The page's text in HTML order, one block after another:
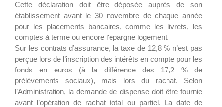
Cette déclaration doit être déposée auprès de son
établissement avant le 30 novembre de chaque année
pour les placements bancaires, comme les livrets, les
comptes à terme ou encore l’épargne logement.
Sur les contrats d’assurance, la taxe de 12,8 % n’est pas
perçue lors de l’inscription des intérêts en compte pour les
fonds en euros (à la différence des 17,2 % de
prélèvements sociaux), mais lors du rachat. Selon
l’Administration, la demande de dispense doit être fournie
avant l’opération de rachat total ou partiel. La date de